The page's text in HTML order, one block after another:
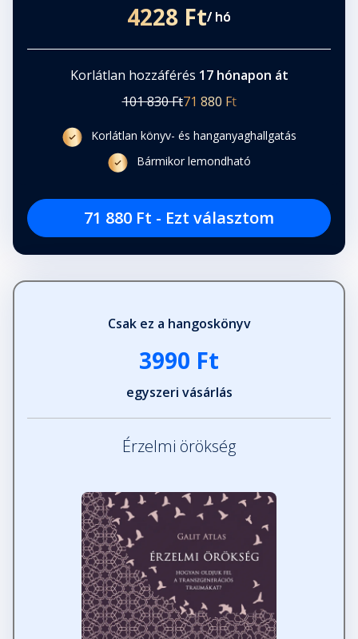
4228 Ft/ hó
Korlátlan hozzáférés 17 hónapon át
101 830 Ft71 880 Ft
Korlátlan könyv- és hanganyaghallgatás
Bármikor lemondható
71 880 Ft - Ezt választom
Csak ez a hangoskönyv
3990 Ft
egyszeri vásárlás
Érzelmi örökség